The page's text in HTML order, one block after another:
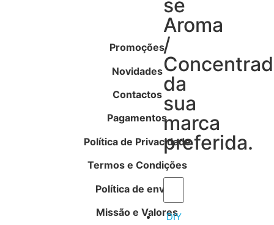
se
Aroma
/
da
sua
marca
preferida.
DIY
Promoções
Novidades
Contactos
Pagamentos
Política de Privacidade
Termos e Condições
Política de envios
Missão e Valores